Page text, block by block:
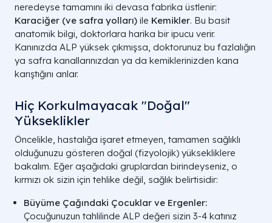
neredeyse tamamını iki devasa fabrika üstlenir:
Karaciğer (ve safra yolları) ile Kemikler. Bu basit
anatomik bilgi, doktorlara harika bir ipucu verir.
Kanınızda ALP yüksek çıkmışsa, doktorunuz bu fazlalığın
ya safra kanallarınızdan ya da kemiklerinizden kana
karıştığını anlar.
Hiç Korkulmayacak "Doğal"
Yükseklikler
Öncelikle, hastalığa işaret etmeyen, tamamen sağlıklı
olduğunuzu gösteren doğal (fizyolojik) yüksekliklere
bakalım. Eğer aşağıdaki gruplardan birindeyseniz, o
kırmızı ok sizin için tehlike değil, sağlık belirtisidir:
Büyüme Çağındaki Çocuklar ve Ergenler:
Çocuğunuzun tahlilinde ALP değeri sizin 3-4 katınız